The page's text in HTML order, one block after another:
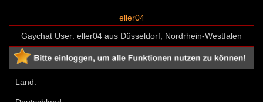
eller04
Gaychat User: eller04 aus Düsseldorf, Nordrhein-Westfalen
Land: